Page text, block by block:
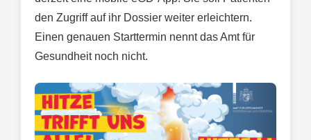
den Zugriff auf ihr Dossier weiter erleichtern.
Einen genauen Starttermin nennt das Amt für
Gesundheit noch nicht.